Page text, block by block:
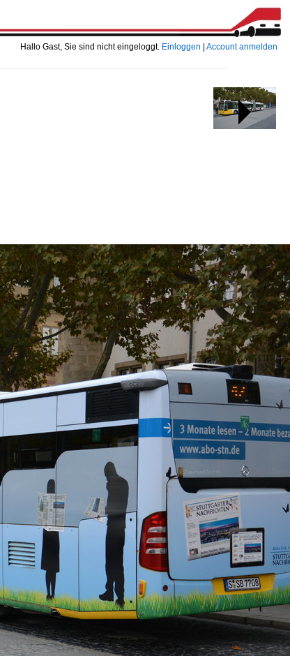
Hallo Gast, Sie sind nicht eingeloggt. Einloggen Account anmelden